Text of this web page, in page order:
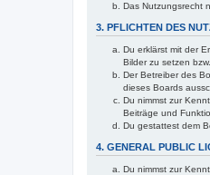
Das Nutzungsrecht
3. PFLICHTEN DES
Du erklärst mit der
Bilder zu setzen
Der Betreiber des
dieses Boards
Du nimmst zur
Beiträge und
Du gestattest dem
4. GENERAL PUBLIC
Du nimmst zur